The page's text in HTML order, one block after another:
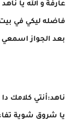
عارفة و الله يا
فاضله ليكي في
بعد الجواز اسمعي
ناهد:أنتي كلامك
يا شروق شوية